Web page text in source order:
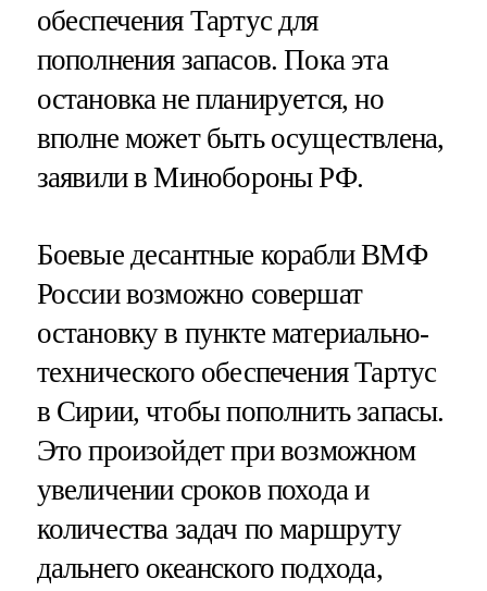
обеспечения Тартус для
пополнения запасов. Пока эта
остановка не планируется, но
вполне может быть осуществлена,
заявили в Минобороны РФ.
Боевые десантные корабли ВМФ
России возможно совершат
остановку в пункте материально-
технического обеспечения Тартус
в Сирии, чтобы пополнить запасы.
Это произойдет при возможном
увеличении сроков похода и
количества задач по маршруту
дальнего океанского подхода,